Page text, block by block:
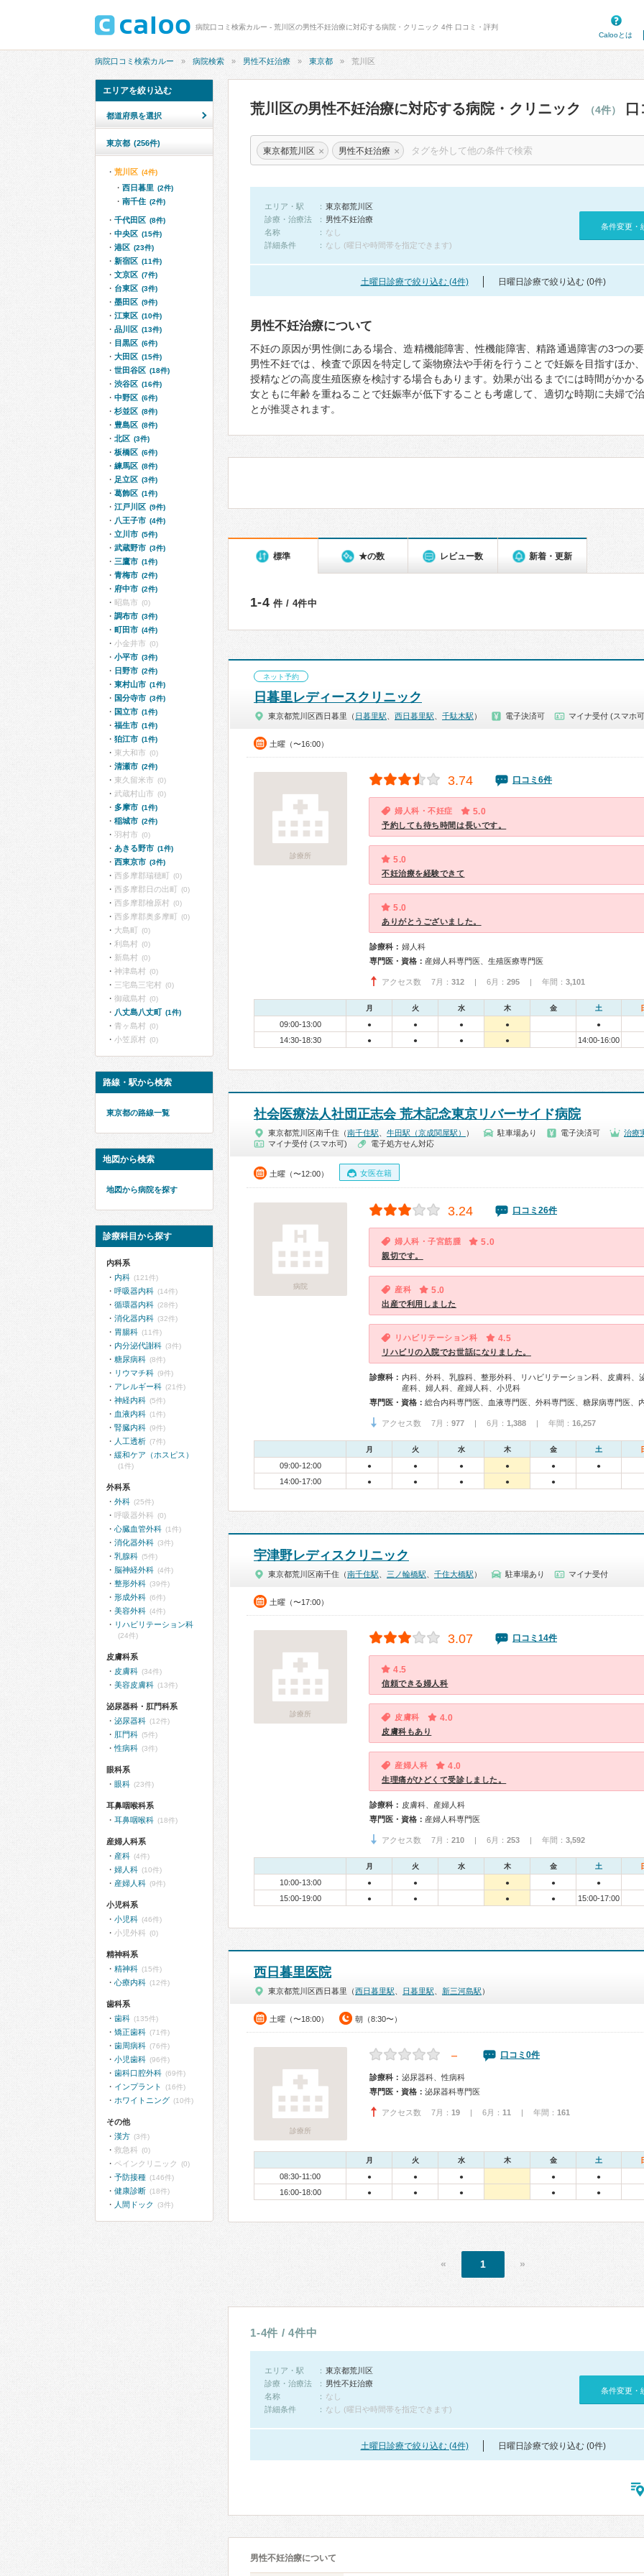
病院口コミ検索カルー - 荒川区の男性不妊治療に対応する病院・クリニック 4件 口コミ・評判
Calooとは
病院口コミ検索カルー 病院検索 男性不妊治療 東京都 荒川区
荒川区の男性不妊治療に対応する病院・クリニック （4件）
東京都荒川区 × 男性不妊治療 ×
エリア・駅
東京都荒川区
診療・治療法
男性不妊治療
名称
なし
詳細条件
なし (曜日や時間帯を指定できます)
条件変更・
土曜日診療で絞り込む (4件) 日曜日診療で絞り込む (0件)
男性不妊治療について
不妊の原因が男性側にある場合、造精機能障害、性機能障害、精路通過障害の3つの
男性不妊では、検査で原因を特定して薬物療法や手術を行うことで妊娠を目指すほか
授精などの高度生殖医療を検討する場合もあります。効果が出るまでには時間がかか
女ともに年齢を重ねることで妊娠率が低下することも考慮して、適切な時期に夫婦で
とが推奨されます。
標準 ★の数 レビュー数 新着・更新
1-4 件 / 4件中
ネット予約
日暮里レディースクリニック
東京都荒川区西日暮里（ 日暮里駅 西日暮里駅 千駄木駅 ） 電子決済可 マイナ受付 (スマホ
土曜（〜16:00）
診療所
3.74 口コミ6件
婦人科・不妊症 5.0
予約しても待ち時間は長いです。
5.0
不妊治療を経験できて
5.0
ありがとうございました。
診療科： 婦人科
専門医・資格： 産婦人科専門医、生殖医療専門医
アクセス数 7月： 312 | 6月： 295 | 年間： 3,101
月 火 水 木 金 土
09:00-13:00 ● ● ● ● ●
14:30-18:30 ● ● ● ● 14:00-16:00
社会医療法人社団正志会 荒木記念東京リバーサイド病院
東京都荒川区南千住（南千住駅 牛田駅（京成関屋駅） ） 駐車場あり 電子決済可
治療
マイナ受付 (スマホ可)
電子処方せん対応
土曜（〜12:00） 女医在籍
病院
3.24 口コミ26件
婦人科・子宮筋腫 5.0
親切です。
産科 5.0
出産で利用しました
リハビリテーション科 4.5
リハビリの入院でお世話になりました。
診療科： 内科、外科、乳腺科、整形外科、リハビリテーション科、皮膚科、
産科、婦人科、産婦人科、小児科
専門医・資格：
アクセス数 7月： 977 | 6月： 1,388 | 年間： 16,257
月 火 水 木 金 土
09:00-12:00 ● ● ● ● ● ●
14:00-17:00 ● ● ● ● ●
宇津野レディスクリニック
東京都荒川区南千住（南千住駅 三ノ輪橋駅 千住大橋駅 ） 駐車場あり マイナ受付
土曜（〜17:00）
診療所
3.07 口コミ14件
4.5
信頼できる婦人科
皮膚科 4.0
皮膚科もあり
産婦人科 4.0
生理痛がひどくて受診しました。
診療科： 皮膚科、産婦人科
専門医・資格： 産婦人科専門医
アクセス数 7月： 210 | 6月： 253 | 年間： 3,592
月 火 水 木 金 土
10:00-13:00 ● ● ● ● ●
15:00-19:00 ● ● ● ● 15:00-17:00
西日暮里医院
東京都荒川区西日暮里（西日暮里駅 日暮里駅 新三河島駅 ）
土曜（〜18:00） 朝（8:30〜）
診療所
－ 口コミ0件
診療科： 泌尿器科、性病科
専門医・資格： 泌尿器科専門医
アクセス数 7月： 19 | 6月： 11 | 年間： 161
月 火 水 木 金 土
08:30-11:00 ● ● ● ● ●
16:00-18:00 ● ● ● ● ●
« 1 »
1-4件 / 4件中
エリア・駅
東京都荒川区
診療・治療法
男性不妊治療
名称
なし
詳細条件
なし (曜日や時間帯を指定できます)
条件変更・
土曜日診療で絞り込む (4件) 日曜日診療で絞り込む (0件)
男性不妊治療について
エリアを絞り込む
都道府県を選択
東京都 (256件)
荒川区 (4件)
西日暮里 (2件)
南千住 (2件)
千代田区 (8件)
中央区 (15件)
港区 (23件)
新宿区 (11件)
文京区 (7件)
台東区 (3件)
墨田区 (9件)
江東区 (10件)
品川区 (13件)
目黒区 (6件)
大田区 (15件)
世田谷区 (18件)
渋谷区 (16件)
中野区 (6件)
杉並区 (8件)
豊島区 (8件)
北区 (3件)
板橋区 (6件)
練馬区 (8件)
足立区 (3件)
葛飾区 (1件)
江戸川区 (9件)
八王子市 (4件)
立川市 (5件)
武蔵野市 (3件)
三鷹市 (1件)
青梅市 (2件)
府中市 (2件)
昭島市 (0)
調布市 (3件)
町田市 (4件)
小金井市 (0)
小平市 (3件)
日野市 (2件)
東村山市 (1件)
国分寺市 (3件)
国立市 (1件)
福生市 (1件)
狛江市 (1件)
東大和市 (0)
清瀬市 (2件)
東久留米市 (0)
武蔵村山市 (0)
多摩市 (1件)
稲城市 (2件)
羽村市 (0)
あきる野市 (1件)
西東京市 (3件)
西多摩郡瑞穂町 (0)
西多摩郡日の出町 (0)
西多摩郡檜原村 (0)
西多摩郡奥多摩町 (0)
大島町 (0)
利島村 (0)
新島村 (0)
神津島村 (0)
三宅島三宅村 (0)
御蔵島村 (0)
八丈島八丈町 (1件)
青ヶ島村 (0)
小笠原村 (0)
路線・駅から検索
東京都の路線一覧
地図から検索
地図から病院を探す
診療科目から探す
内科系
内科 (121件)
呼吸器内科 (14件)
循環器内科 (28件)
消化器内科 (32件)
胃腸科 (11件)
内分泌代謝科 (3件)
糖尿病科 (8件)
リウマチ科 (9件)
アレルギー科 (21件)
神経内科 (5件)
血液内科 (1件)
腎臓内科 (9件)
人工透析 (7件)
緩和ケア（ホスピス）
(1件)
外科系
外科 (25件)
呼吸器外科 (0)
心臓血管外科 (1件)
消化器外科 (3件)
乳腺科 (5件)
脳神経外科 (4件)
整形外科 (39件)
形成外科 (6件)
美容外科 (4件)
リハビリテーション科
(24件)
皮膚科系
皮膚科 (34件)
美容皮膚科 (13件)
泌尿器科・肛門科系
泌尿器科 (12件)
肛門科 (5件)
性病科 (3件)
眼科系
眼科 (23件)
耳鼻咽喉科系
耳鼻咽喉科 (18件)
産婦人科系
産科 (4件)
婦人科 (10件)
産婦人科 (9件)
小児科系
小児科 (46件)
小児外科 (0)
精神科系
精神科 (15件)
心療内科 (12件)
歯科系
歯科 (135件)
矯正歯科 (71件)
歯周病科 (76件)
小児歯科 (96件)
歯科口腔外科 (69件)
インプラント (16件)
ホワイトニング (10件)
その他
漢方 (3件)
救急科 (0)
ペインクリニック (0)
予防接種 (146件)
健康診断 (18件)
人間ドック (3件)